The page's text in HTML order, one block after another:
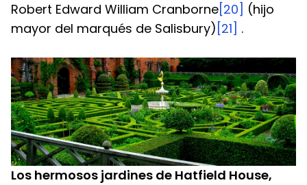
Robert Edward William Cranborne [20]
(hijo
mayor del marqués de Salisbury) [21] .
Los hermosos jardines de Hatfield House,